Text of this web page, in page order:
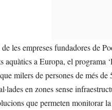
les empreses fundadores de
aquàtics a Europa, el programa
milers de persones de més
en zones sense
que permeten monitorar